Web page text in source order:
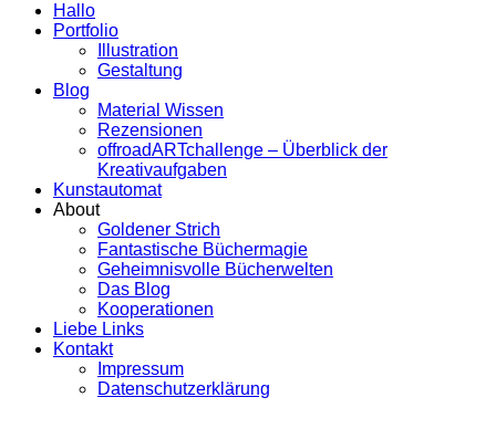
Hallo
Portfolio
Illustration
Gestaltung
Blog
Material Wissen
Rezensionen
offroadARTchallenge – Überblick der
Kreativaufgaben
Kunstautomat
About
Goldener Strich
Fantastische Büchermagie
Geheimnisvolle Bücherwelten
Das Blog
Kooperationen
Liebe Links
Kontakt
Impressum
Datenschutzerklärung